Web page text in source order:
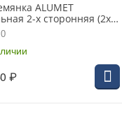
ALUMET
2-х сторонняя (2х5)
₽